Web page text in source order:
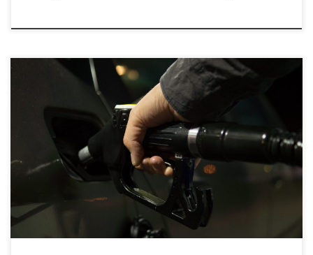
Quelle est le débit énergétique entre la pompe et le réservoir lors
d'un plein ?